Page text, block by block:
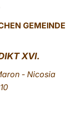
LATINE
GEMEINDE
XVI.
- Nicosia